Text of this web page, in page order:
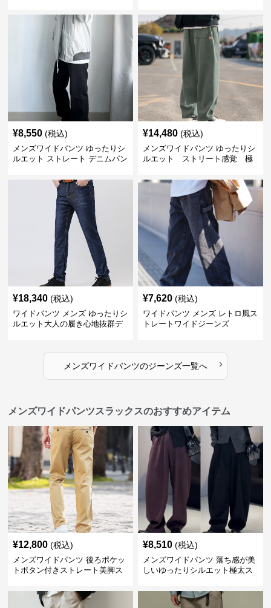
¥8,550 (税込)
メンズワイドパンツ ゆったりシ
ルエット ストレート デニムパン
¥14,480 (税込)
メンズワイドパンツ ゆったりシ
ルエット ストリート感覚 極
¥18,340 (税込)
ワイドパンツ メンズ ゆったりシ
ルエット大人の履き心地抜群デ
¥7,620 (税込)
ワイドパンツ メンズ レトロ風ス
トレートワイドジーンズ
メンズワイドパンツのジーンズ一覧へ ›
メンズワイドパンツスラックスのおすすめアイテム
¥12,800 (税込)
メンズワイドパンツ 後ろポケッ
トボタン付きストレート美脚ス
¥8,510 (税込)
メンズワイドパンツ 落ち感が美
しいゆったりシルエット極太ス